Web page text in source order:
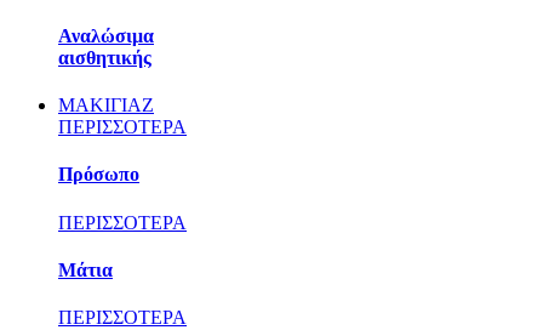
Αναλώσιμα
αισθητικής
ΜΑΚΙΓΙΑΖ
ΠΕΡΙΣΣΟΤΕΡΑ
Πρόσωπο
ΠΕΡΙΣΣΟΤΕΡΑ
Μάτια
ΠΕΡΙΣΣΟΤΕΡΑ